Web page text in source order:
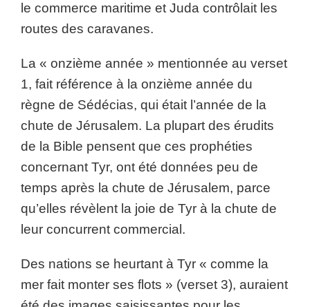
le commerce maritime et Juda contrôlait les
routes des caravanes.
La « onzième année » mentionnée au verset
1, fait référence à la onzième année du
règne de Sédécias, qui était l’année de la
chute de Jérusalem. La plupart des érudits
de la Bible pensent que ces prophéties
concernant Tyr, ont été données peu de
temps après la chute de Jérusalem, parce
qu’elles révèlent la joie de Tyr à la chute de
leur concurrent commercial.
Des nations se heurtant à Tyr « comme la
mer fait monter ses flots » (verset 3), auraient